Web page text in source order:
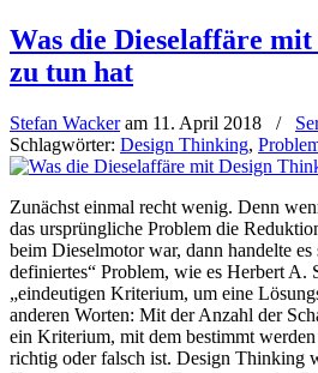
Was die Dieselaffäre
zu tun hat
Stefan Wackeram 11. April 2018 /
Schlagwörter: Design Thinking,
Zunächst einmal recht wenig. Denn
das ursprüngliche Problem die
beim Dieselmotor war, dann handelte
definiertes“ Problem, wie es Herbert A.
„eindeutigen Kriterium, um eine
anderen Worten: Mit der Anzahl der
ein Kriterium, mit dem bestimmt
richtig oder falsch ist. Design Thinking